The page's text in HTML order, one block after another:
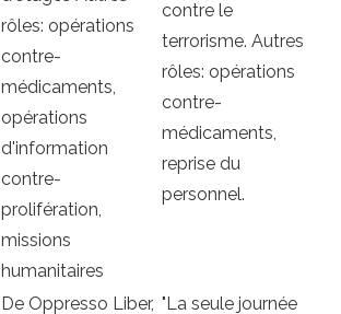
rôles: opérations
contre-
médicaments,
opérations
d'information
contre-
prolifération,
missions
humanitaires
contre le
terrorisme. Autres
rôles: opérations
contre-
médicaments,
reprise du
personnel.
De Oppresso Liber, "La seule journée